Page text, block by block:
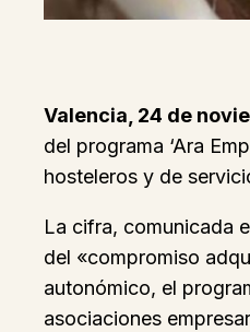
Valencia, 24 de
del programa ‘Ara
hosteleros y de
La cifra, comunicada
del «compromiso
autonómico, el
asociaciones